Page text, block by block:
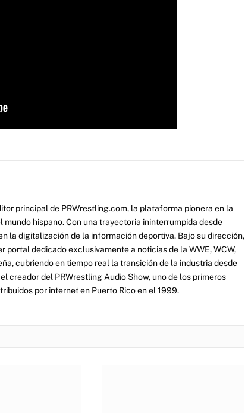
principal de PRWrestling.com, la plataforma pionera en la
hispano. Con una trayectoria ininterrumpida desde
la digitalización de la información deportiva. Bajo su dirección,
portal dedicado exclusivamente a noticias de la WWE, WCW,
cubriendo en tiempo real la transición de la industria desde
creador del PRWrestling Audio Show, uno de los primeros
por internet en Puerto Rico en el 1999.